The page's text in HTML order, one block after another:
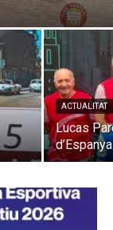
ACTUALITAT
Lucas
d’Espanya